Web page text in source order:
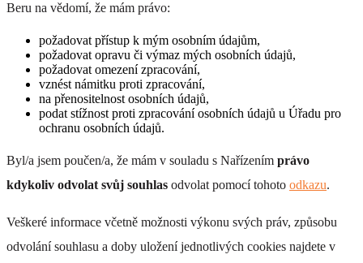
Beru na vědomí, že mám právo:
požadovat přístup k mým osobním údajům,
požadovat opravu či výmaz mých osobních údajů,
požadovat omezení zpracování,
vznést námitku proti zpracování,
na přenositelnost osobních údajů,
podat stížnost proti zpracování osobních údajů u Úřadu pro
ochranu osobních údajů.
Byl/a jsem poučen/a, že mám v souladu s Nařízením právo
kdykoliv odvolat svůj souhlas odvolat pomocí tohoto odkazu.
Veškeré informace včetně možnosti výkonu svých práv, způsobu
odvolání souhlasu a doby uložení jednotlivých cookies najdete v